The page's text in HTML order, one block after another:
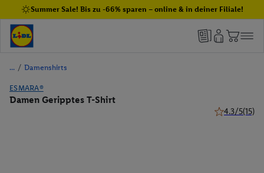
Summer Sale! Bis zu -66% sparen – online & in deiner Filiale!
/ Damenshirts
ESMARA®
Damen Geripptes T-Shirt
4.3/5(15)